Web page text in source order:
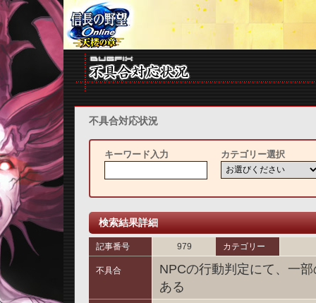
不具合対応状況
キーワード入力 カテゴリー選択
検索結果詳細
記事番号 979 カテゴリー
不具合
NPCの行動判定にて、一
ある